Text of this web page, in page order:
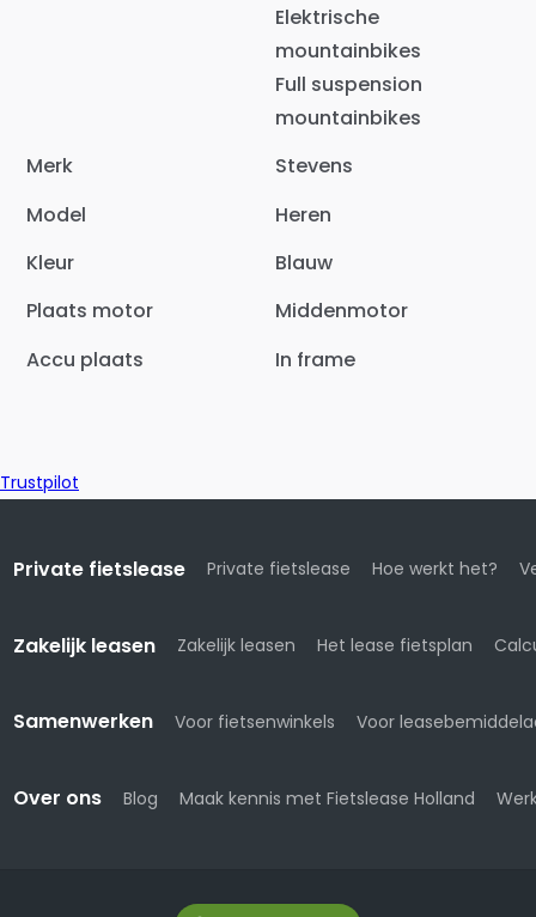
Elektrische
mountainbikes
Full suspension
mountainbikes
Merk
Stevens
Model
Heren
Kleur
Blauw
Plaats motor
Middenmotor
Accu plaats
In frame
Trustpilot
Private fietslease Private fietslease Hoe werkt het?
Zakelijk leasen Zakelijk leasen Het lease fietsplan
Samenwerken Voor fietsenwinkels Voor
Over ons Blog Maak kennis met Fietslease Holland